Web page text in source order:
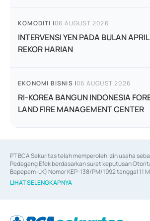
KOMODITI |06 AUGUST 2026
INTERVENSI YEN PADA BULAN
REKOR HARIAN
EKONOMI BISNIS |06 AUGUST 2026
RI-KOREA BANGUN INDONESIA
LAND FIRE MANAGEMENT CENTER
PT BCA Sekuritas telah memperoleh izin usaha
Pedagang Efek berdasarkan surat keputusan
Bapepam-LK) Nomor KEP-138/PM/1992 tanggal 11
06/D.04/2014 tanggal 28 Februari 2014, izin usaha
Efek berdasarkan surat keputusan Otoritas Jasa
berdasarkan surat keputusan Otoritas Jasa
LIHAT SELENGKAPNYA